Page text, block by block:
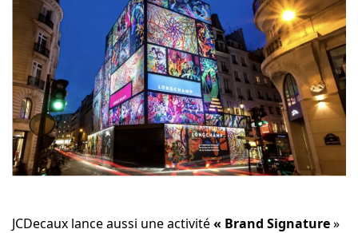
JCDecaux lance aussi une activité« Brand Signature»